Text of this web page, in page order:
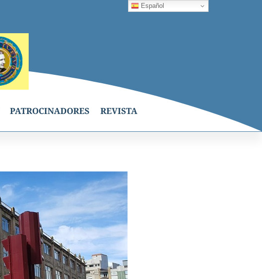
PATROCINADORES REVISTA
Español